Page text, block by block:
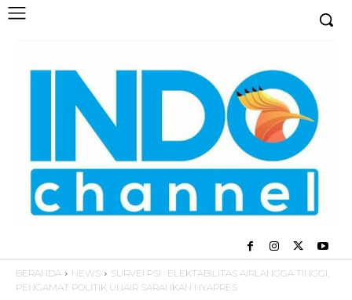
BERANDA NEWS
SURVEI PSI : ELEKTABILITAS AIRLANGGA TINGGI,
PENGAMAT POLITIK UNAIR SARANKAN NYAPRES